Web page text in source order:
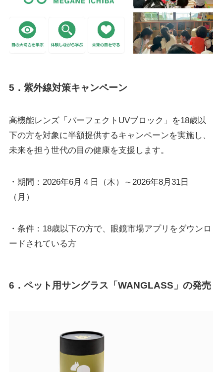
5．紫外線対策キャンペーン
高機能レンズ「パーフェクトUVブロック」を18歳以
下の方を対象に半額提供するキャンペーンを実施し、
未来を担う世代の目の健康を支援します。
・期間：2026年6月４日（木）～2026年8月31日
（月）
・条件：18歳以下の方で、眼鏡市場アプリをダウンロ
ードされている方
6．ペット用サングラス「WANGLASS」の発売